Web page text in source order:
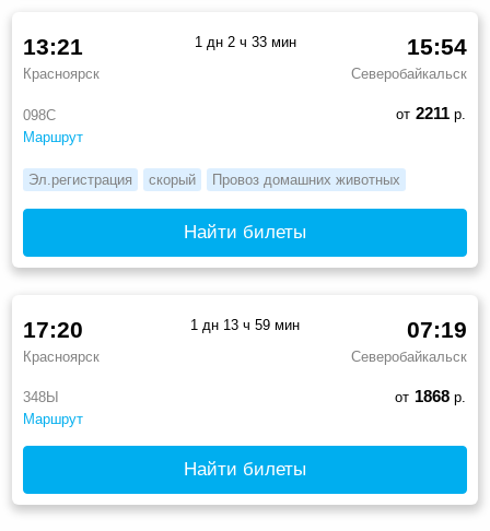
098С
Маршрут
13:21
Красноярск
15:54
Северобайкальск
1 дн 2 ч 33 мин
от 2211р.
Эл.регистрация скорый Провоз домашних животных
Найти билеты
348Ы
Маршрут
17:20
Красноярск
07:19
Северобайкальск
1 дн 13 ч 59 мин
от 1868р.
Найти билеты